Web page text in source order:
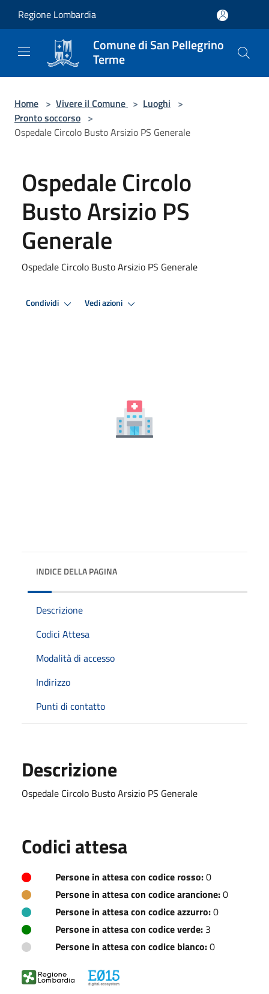
Regione Lombardia
Comune di San Pellegrino
Terme
Home > Vivere il Comune > Luoghi >
Pronto soccorso >
Ospedale Circolo Busto Arsizio PS Generale
Ospedale Circolo
Busto Arsizio PS
Generale
Ospedale Circolo Busto Arsizio PS Generale
Condividi Vedi azioni
INDICE DELLA PAGINA
Descrizione
Codici Attesa
Modalità di accesso
Indirizzo
Punti di contatto
Descrizione
Ospedale Circolo Busto Arsizio PS Generale
Codici attesa
Persone in attesa con codice rosso:0
Persone in attesa con codice arancione:0
Persone in attesa con codice azzurro:0
Persone in attesa con codice verde: 3
Persone in attesa con codice bianco:0